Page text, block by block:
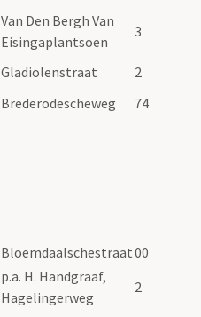
Van Den Bergh Van
Eisingaplantsoen
3
Gladiolenstraat
2
Brederodescheweg
74
Bloemdaalschestraat00
p.a. H. Handgraaf,
Hagelingerweg
2